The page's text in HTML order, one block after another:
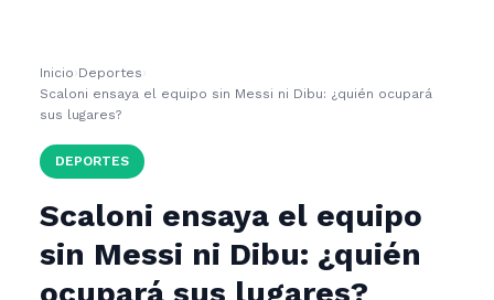
Inicio ›Deportes ›
Scaloni ensaya el equipo sin Messi ni Dibu: ¿quién ocupará
sus lugares?
DEPORTES
Scaloni ensaya el equipo
sin Messi ni Dibu: ¿quién